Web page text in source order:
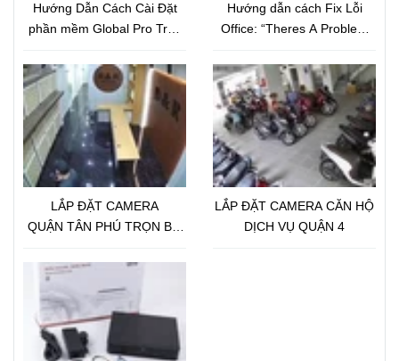
Hướng Dẫn Cách Cài Đặt
phần mềm Global Pro Trên
Hướng dẫn cách Fix Lỗi
Office: “Theres A Problem
LẮP ĐẶT CAMERA
QUẬN TÂN PHÚ TRỌN BỘ
Megapixel
LẮP ĐẶT CAMERA CĂN HỘ
DỊCH VỤ QUẬN 4